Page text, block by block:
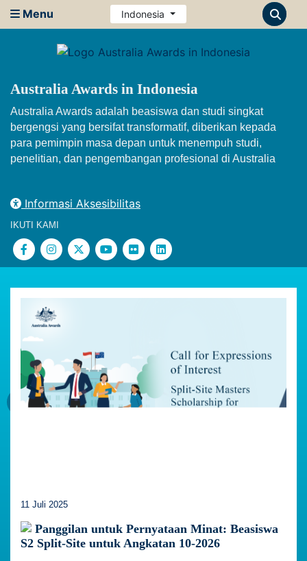
Menu Indonesia
Australia Awards in Indonesia
Australia Awards adalah beasiswa dan studi singkat
bergengsi yang bersifat transformatif, diberikan kepada
para pemimpin masa depan untuk menempuh studi,
penelitian, dan pengembangan profesional di Australia
Informasi Aksesibilitas
IKUTI KAMI
11 Juli 2025
Panggilan untuk Pernyataan Minat: Beasiswa
S2 Split-Site untuk Angkatan 10-2026